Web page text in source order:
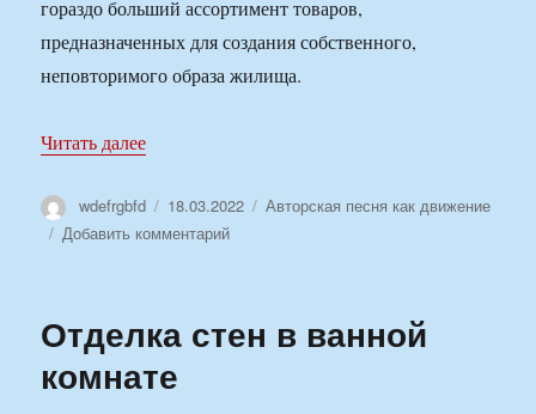
гораздо больший ассортимент товаров,
предназначенных для создания собственного,
неповторимого образа жилища.
Читать далее«Какой стиль выбрать для ремонта санузла?»
Автор
wdefrgbfd Опубликовано
18.03.2022 Рубрики
Авторская песня как движение
Добавить комментарийк
выбрать
Отделка стен в ванной
комнате